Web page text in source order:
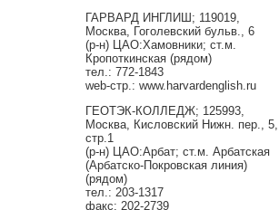
ГАРВАРД ИНГЛИШ; 119019,
Москва, Гоголевский бульв., 6
(р-н) ЦАО:Хамовники; ст.м.
Кропоткинская (рядом)
тел.: 772-1843
web-стр.: www.harvardenglish.ru
ГЕОТЭК-КОЛЛЕДЖ; 125993,
Москва, Кисловский Нижн. пер., 5,
стр.1
(р-н) ЦАО:Арбат; ст.м. Арбатская
(Арбатско-Покровская линия)
(рядом)
тел.: 203-1317
факс: 202-2739